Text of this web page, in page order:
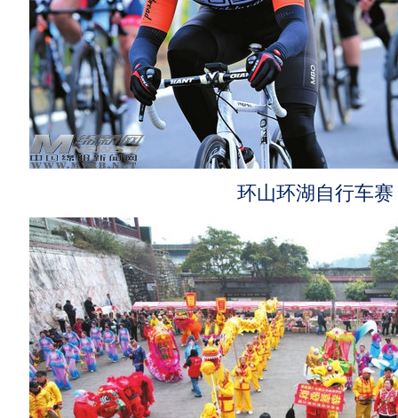
环山环湖自行车赛